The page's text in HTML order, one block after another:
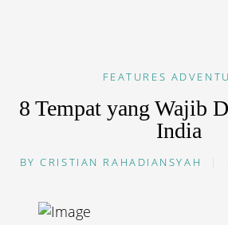
FEATURES
8 Tempat yang Wajib
India
BYCRISTIAN RAHADIANSYAH